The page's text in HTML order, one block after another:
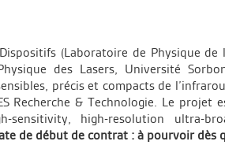
(Laboratoire de Physique
des Lasers, Université
précis et compacts de
Recherche & Technologie. Le
sensitivity, high-resolution ultra-
de début de contrat : à pourvoir dès